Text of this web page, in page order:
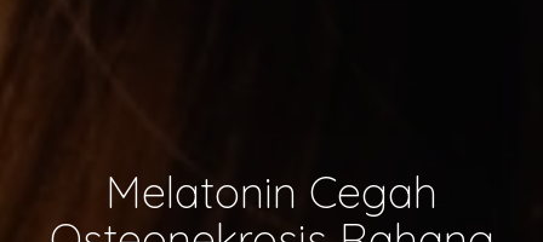
Melatonin Cegah